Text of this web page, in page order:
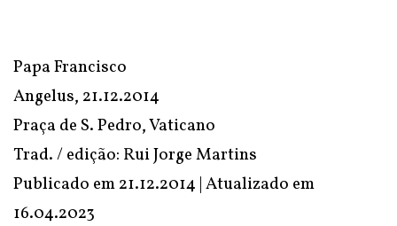
Papa Francisco
Angelus, 21.12.2014
Praça de S. Pedro, Vaticano
Trad. / edição: Rui Jorge Martins
Publicado em 21.12.2014 | Atualizado em
16.04.2023